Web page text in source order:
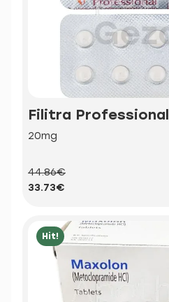
Filitra Professional
20mg
44.86€
33.73€
Hit!